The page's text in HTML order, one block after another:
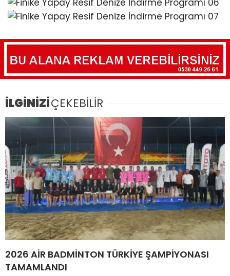
İLGİNİZİÇEKEBİLİR
2026 AİR BADMİNTON TÜRKİYE ŞAMPİYONASI
TAMAMLANDI